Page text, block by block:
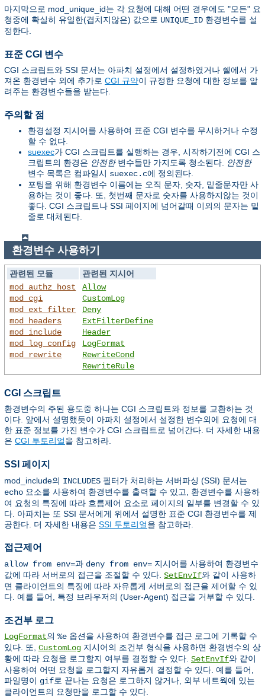
마지막으로 mod_unique_id는 각 요청에 대해 어떤 경우에도 "모든" 요
청중에 확실히 유일한(겹치지않은) 값으로 UNIQUE_ID 환경변수를 설
정한다.
표준 CGI 변수
CGI 스크립트와 SSI 문서는 아파치 설정에서 설정하였거나 쉘에서 가
져온 환경변수 외에 추가로 CGI 규약이 규정한 요청에 대한 정보를 알
려주는 환경변수들을 받는다.
주의할 점
환경설정 지시어를 사용하여 표준 CGI 변수를 무시하거나 수정
할 수 없다.
suexec가 CGI 스크립트를 실행하는 경우, 시작하기전에 CGI 스
크립트의 환경은 안전한변수들만 가지도록 청소된다.
안전한
변수 목록은 컴파일시 suexec.c에 정의된다.
포팅을 위해 환경변수 이름에는 오직 문자, 숫자, 밑줄문자만 사
용하는 것이 좋다. 또, 첫번째 문자로 숫자를 사용하지않는 것이
좋다. CGI 스크립트나 SSI 페이지에 넘어갈때 이외의 문자는 밑
줄로 대체된다.
환경변수 사용하기
관련된 모듈
관련된 지시어
mod_authz_host
mod_cgi
mod_ext_filter
mod_headers
mod_include
mod_log_config
mod_rewrite
Allow
CustomLog
Deny
ExtFilterDefine
Header
LogFormat
RewriteCond
RewriteRule
CGI 스크립트
환경변수의 주된 용도중 하나는 CGI 스크립트와 정보를 교환하는 것
이다. 앞에서 설명했듯이 아파치 설정에서 설정한 변수외에 요청에 대
한 표준 정보를 가진 변수가 CGI 스크립트로 넘어간다. 더 자세한 내용
은 CGI 투토리얼을 참고하라.
SSI 페이지
mod_include의 INCLUDES 필터가 처리하는 서버파싱 (SSI) 문서는
echo 요소를 사용하여 환경변수를 출력할 수 있고, 환경변수를 사용하
여 요청의 특징에 따라 흐름제어 요소로 페이지의 일부를 변경할 수 있
다. 아파치는 또 SSI 문서에게 위에서 설명한 표준 CGI 환경변수를 제
공한다. 더 자세한 내용은 SSI 투토리얼을 참고하라.
접근제어
allow from env=과 deny from env= 지시어를 사용하여 환경변수
값에 따라 서버로의 접근을 조절할 수 있다. SetEnvIf와 같이 사용하
면 클라이언트의 특징에 따라 자유롭게 서버로의 접근을 제어할 수 있
다. 예를 들어, 특정 브라우저의 (User-Agent) 접근을 거부할 수 있다.
조건부 로그
LogFormat의 %e 옵션을 사용하여 환경변수를 접근 로그에 기록할 수
있다. 또, CustomLog 지시어의 조건부 형식을 사용하면 환경변수의 상
황에 따라 요청을 로그할지 여부를 결정할 수 있다. SetEnvIf와 같이
사용하여 어떤 요청을 로그할지 자유롭게 결정할 수 있다. 예를 들어,
파일명이 gif로 끝나는 요청은 로그하지 않거나, 외부 네트웍에 있는
클라이언트의 요청만을 로그할 수 있다.